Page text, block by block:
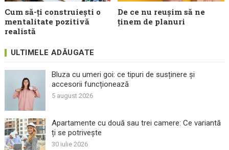
Cum să-ți construiești o
mentalitate pozitivă
realistă
De ce nu reușim să ne
ținem de planuri
ULTIMELE ADĂUGATE
Bluza cu umeri goi: ce tipuri de susținere și
accesorii funcționează
5 august 2026
Apartamente cu două sau trei camere: Ce variantă
ți se potrivește
30 iulie 2026